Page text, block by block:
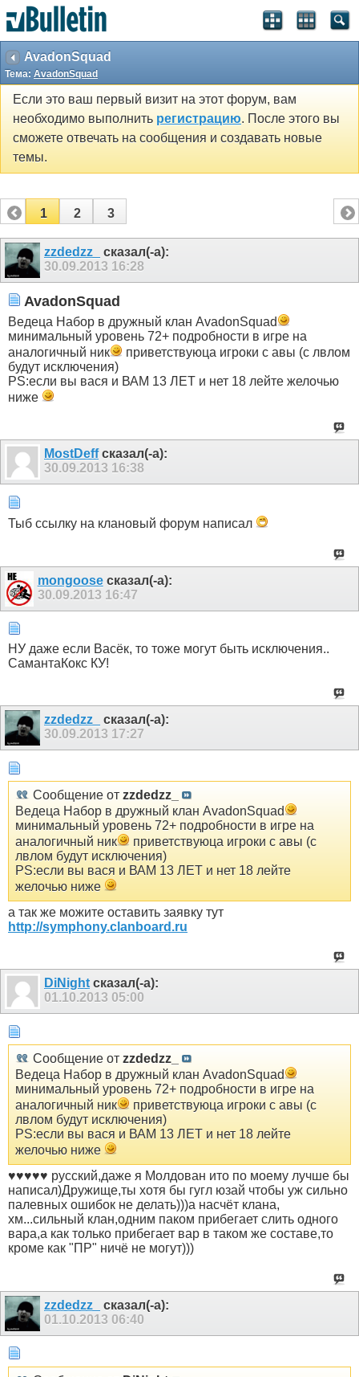
AvadonSquad
Тема: AvadonSquad
Если это ваш первый визит на этот форум, вам
необходимо выполнить регистрацию. После этого вы
сможете отвечать на сообщения и создавать новые
темы.
1 2 3
zzdedzz_
сказал(-а):
30.09.2013 16:28
AvadonSquad
Ведеца Набор в дружный клан AvadonSquad
минимальный уровень 72+ подробности в игре на
аналогичный ник
приветствуюца игроки с авы (с лвлом
будут исключения)
PS:если вы вася и ВАМ 13 ЛЕТ и нет 18 лейте желочью
ниже
MostDeffсказал(-а):
30.09.2013 16:38
Тыб ссылку на клановый форум написал
mongooseсказал(-а):
30.09.2013 16:47
НУ даже если Васёк, то тоже могут быть исключения..
СамантаКокс КУ!
zzdedzz_
сказал(-а):
30.09.2013 17:27
Сообщение от zzdedzz_
Ведеца Набор в дружный клан AvadonSquad
минимальный уровень 72+ подробности в игре на
аналогичный ник
приветствуюца игроки с авы (с
лвлом будут исключения)
PS:если вы вася и ВАМ 13 ЛЕТ и нет 18 лейте
желочью ниже
а так же можите оставить заявку тут
http://symphony.clanboard.ru
DiNight сказал(-а):
01.10.2013 05:00
Сообщение от zzdedzz_
Ведеца Набор в дружный клан AvadonSquad
минимальный уровень 72+ подробности в игре на
аналогичный ник
приветствуюца игроки с авы (с
лвлом будут исключения)
PS:если вы вася и ВАМ 13 ЛЕТ и нет 18 лейте
желочью ниже
♥♥♥♥♥ русский,даже я Молдован ито по моему лучше бы
написал)Дружище,ты хотя бы гугл юзай чтобы уж сильно
палевных ошибок не делать)))а насчёт клана,
хм...сильный клан,одним паком прибегает слить одного
вара,а как только прибегает вар в таком же составе,то
кроме как "ПР" ничё не могут)))
zzdedzz_
сказал(-а):
01.10.2013 06:40